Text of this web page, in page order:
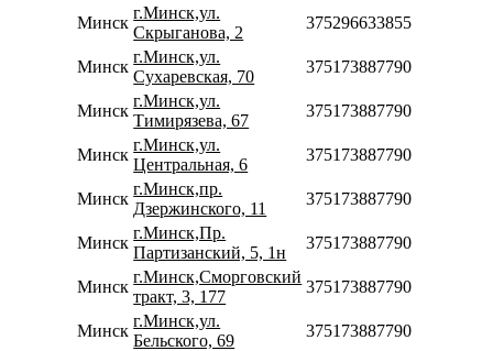
Минск
г.Минск,ул.
Скрыганова, 2
375296633855
Минск
г.Минск,ул.
Сухаревская, 70
375173887790
Минск
г.Минск,ул.
Тимирязева, 67
375173887790
Минск
г.Минск,ул.
Центральная, 6
375173887790
Минск
г.Минск,пр.
Дзержинского, 11
375173887790
Минск
г.Минск,Пр.
Партизанский, 5, 1н
375173887790
Минск
г.Минск,Сморговский
тракт, 3, 177
375173887790
Минск
г.Минск,ул.
Бельского, 69
375173887790